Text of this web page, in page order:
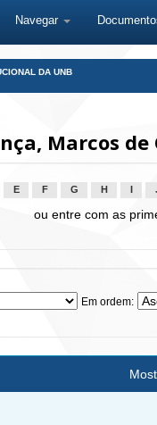
Navegar
DA UNB
Marcos de
E F G H
ou entre com as
Em ordem: